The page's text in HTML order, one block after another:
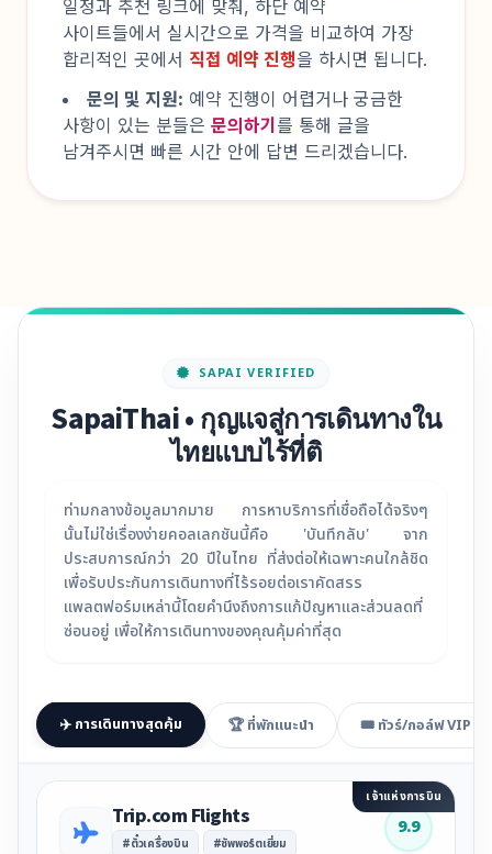
일정과 추천 링크에 맞춰, 하단 예약
사이트들에서 실시간으로 가격을 비교하여 가장
합리적인 곳에서 직접 예약 진행을 하시면 됩니다.
문의 및 지원: 예약 진행이 어렵거나 궁금한
사항이 있는 분들은 문의하기 를 통해 글을
남겨주시면 빠른 시간 안에 답변 드리겠습니다.
SAPAI VERIFIED
SapaiThai • กุญแจสู่การเดินทางใน
ไทยแบบไร้ที่ติ
ท่ามกลางข้อมูลมากมาย การหาบริการที่เชื่อถือได้จริงๆ
นั้นไม่ใช่เรื่องง่ายคอลเลกชันนี้คือ 'บันทึกลับ' จาก
ประสบการณ์กว่า 20 ปีในไทย ที่ส่งต่อให้เฉพาะคนใกล้ชิด
เพื่อรับประกันการเดินทางที่ไร้รอยต่อเราคัดสรร
แพลตฟอร์มเหล่านี้โดยคำนึงถึงการแก้ปัญหาและส่วนลดที่
ซ่อนอยู่ เพื่อให้การเดินทางของคุณคุ้มค่าที่สุด
✈️ การเดินทางสุดคุ้ม 🏆 ที่พักแนะนำ 🎟️ ทัวร์/กอล์ฟ VIP
เจ้าแห่งการบิน
Trip.com Flights
#ตั๋วเครื่องบิน #ซัพพอร์ตเยี่ยม
9.9